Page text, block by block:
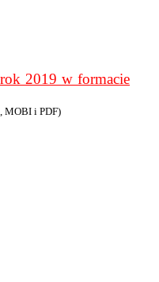
2019 w formacie
MOBI i PDF)